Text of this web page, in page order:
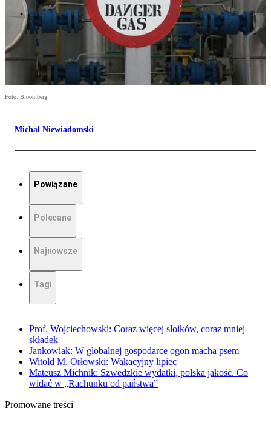
Foto: Bloomberg
Michał Niewiadomski
Powiązane
Polecane
Najnowsze
Tagi
Prof. Wojciechowski: Coraz więcej słoików, coraz mniej
składek
Jankowiak: W globalnej gospodarce ogon macha psem
Witold M. Orłowski: Wakacyjny lipiec
Mateusz Michnik: Szwedzkie wydatki, polska jakość. Co
widać w „Rachunku od państwa”
Promowane treści